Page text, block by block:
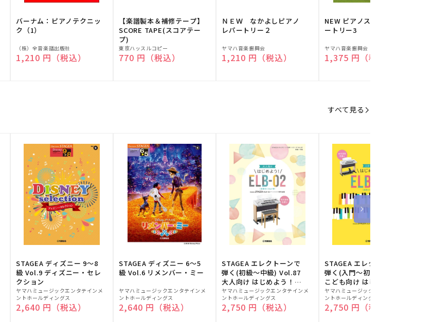
バーナム：ピアノテクニッ
ク（1）
販
売
（株）全音楽譜出版社
通常価格
1,210 円（税込）
【楽譜製本＆補修テープ】
SCORE TAPE(スコアテー
プ)
販
売
東京ハッスルコピー
通常価格
770 円（税込）
ＮＥＷ なかよしピアノ
レパートリー２
販
売
ヤマハ音楽振興会
通常価格
1,210 円（税込）
NEW ピアノスタディ レパ
ートリー3
販
売
ヤマハ音楽振興会
通常価格
1,375 円（税込）
すべて見る
STAGEA ディズニー 9～8
級 Vol.9 ディズニー・セレ
クション
販
売
元:
ヤマハミュージックエンタテインメ
ントホールディングス
通常価格
2,640 円（税込）
STAGEA ディズニー 6～5
級 Vol.6 リメンバー・ミー
販
売
元:
ヤマハミュージックエンタテインメ
ントホールディングス
通常価格
2,640 円（税込）
STAGEA エレクトーンで
弾く(初級～中級) Vol.87
大人向け はじめよう！
ELB-02(楽器のトリセツ
付)
販
売
元:
ヤマハミュージックエンタテインメ
ントホールディングス
通常価格
2,750 円（税込）
STAGEA エレクトーンで
弾く(入門～初級) Vol.86
こども向け はじめよう！
ELB-02(楽器のトリセツ
付)
販
売
元:
ヤマハミュージックエンタテインメ
ントホールディングス
通常価格
2,750 円（税込）